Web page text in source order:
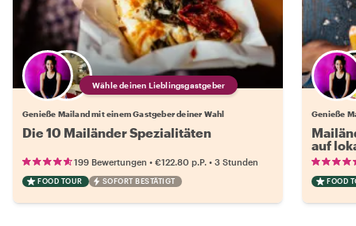
Wähle deinen Lieblingsgastgeber
Genieße Mailand mit einem Gastgeber deiner Wahl
Die 10 Mailänder Spezialitäten
199 Bewertungen • €122.80 p.P. • 3 Stunden
FOOD TOUR SOFORT BESTÄTIGT
Genieße
auf
FOOD